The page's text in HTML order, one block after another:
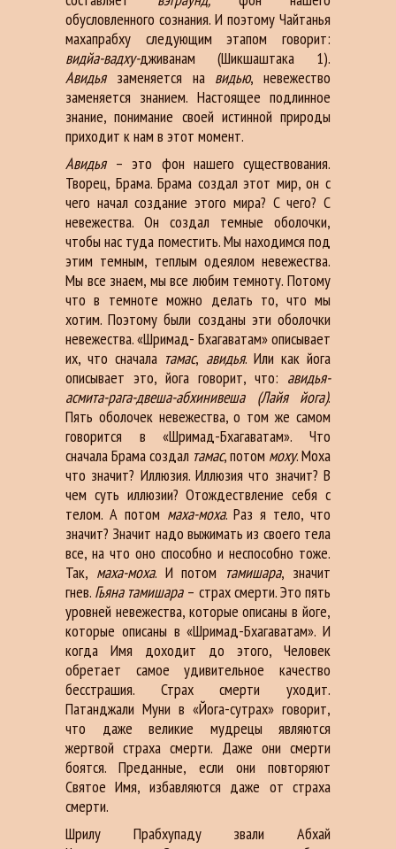
обусловленного сознания. И поэтому Чайтанья
махапрабху следующим этапом говорит:
видйа-вадху-дживанам (Шикшаштака 1).
Авидьязаменяется на видью, невежество
заменяется знанием. Настоящее подлинное
знание, понимание своей истинной природы
приходит к нам в этот момент.
Авидья– это фон нашего существования.
Творец, Брама. Брама создал этот мир, он с
чего начал создание этого мира? С чего? С
невежества. Он создал темные оболочки,
чтобы нас туда поместить. Мы находимся под
этим темным, теплым одеялом невежества.
Мы все знаем, мы все любим темноту. Потому
что в темноте можно делать то, что мы
хотим. Поэтому были созданы эти оболочки
невежества. «Шримад- Бхагаватам» описывает
их, что сначала тамас, авидья. Или как йога
описывает это, йога говорит, что: авидья-
асмита-рага-двеша-абхинивеша (Лайя йога).
Пять оболочек невежества, о том же самом
говорится в «Шримад-Бхагаватам». Что
сначала Брама создал тамас, потом моху. Моха
что значит? Иллюзия. Иллюзия что значит? В
чем суть иллюзии? Отождествление себя с
телом. А потом маха-моха. Раз я тело, что
значит? Значит надо выжимать из своего тела
все, на что оно способно и неспособно тоже.
Так, маха-моха. И потом тамишара, значит
гнев. Гьяна тамишара– страх смерти. Это пять
уровней невежества, которые описаны в йоге,
которые описаны в «Шримад-Бхагаватам». И
когда Имя доходит до этого, Человек
обретает самое удивительное качество
бесстрашия. Страх смерти уходит.
Патанджали Муни в «Йога-сутрах» говорит,
что даже великие мудрецы являются
жертвой страха смерти. Даже они смерти
боятся. Преданные, если они повторяют
Святое Имя, избавляются даже от страха
смерти.
Шрилу Прабхупаду звали Абхай